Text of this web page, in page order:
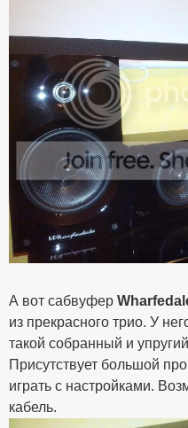
А вот сабвуфер
из прекрасного трио. У
такой собранный и
Присутствует большой
играть с настройками.
кабель.